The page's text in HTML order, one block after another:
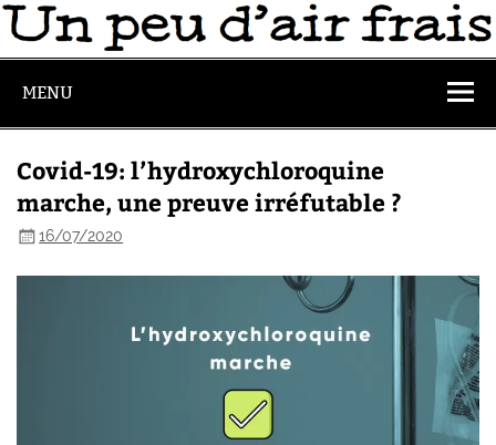
MENU
Covid-19: l’hydroxychloroquine
marche, une preuve irréfutable ?
16/07/2020